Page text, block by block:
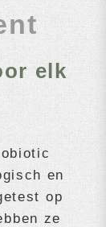
elk
en
op
ze